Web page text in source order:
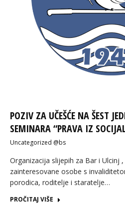
POZIV ZA UČEŠĆE NA ŠEST
SEMINARA “PRAVA IZ
Uncategorized @bs
Organizacija slijepih za Bar i Ulcinj
zainteresovane osobe s
porodica, roditelje i staratelje…
PROČITAJ VIŠE